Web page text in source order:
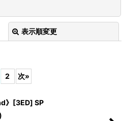
表示順変更
込む
2 次»
》[3ED] SP